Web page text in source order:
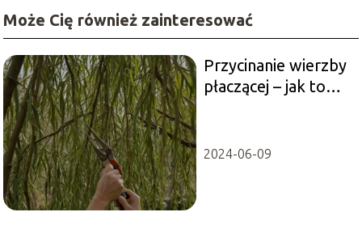
Może Cię również zainteresować
Przycinanie wierzby
płaczącej – jak to
2024-06-09